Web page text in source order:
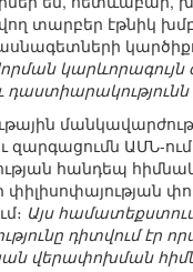
տարբեր էթնիկ
կարևորագույն
դաստիարակությունն
զարգացումն ԱՄՆ-
հանդեպ
փիլիսոփայության
Այս
դիտվում էր
վերափոխման